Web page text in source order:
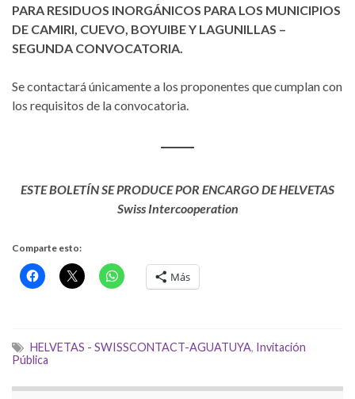
PARA RESIDUOS INORGÁNICOS PARA LOS MUNICIPIOS
DE CAMIRI, CUEVO, BOYUIBE Y LAGUNILLAS –
SEGUNDA CONVOCATORIA.
Se contactará únicamente a los proponentes que cumplan con
los requisitos de la convocatoria.
ESTE BOLETÍN SE PRODUCE POR ENCARGO DE HELVETAS
Swiss Intercooperation
Comparte esto:
Más
HELVETAS - SWISSCONTACT-AGUATUYA, Invitación
Pública